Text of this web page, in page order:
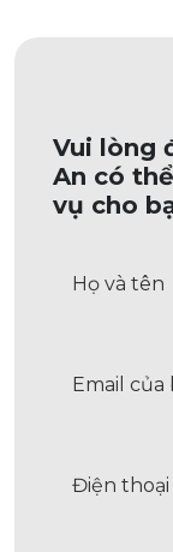
Vui lòng
An có
vụ cho